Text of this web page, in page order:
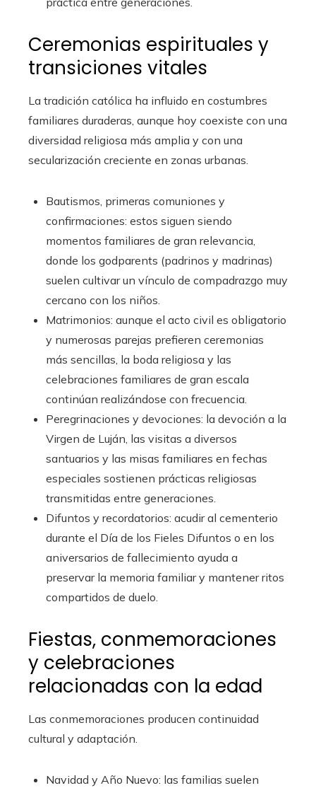
Ceremonias espirituales y
transiciones vitales
La tradición católica ha influido en costumbres
familiares duraderas, aunque hoy coexiste con una
diversidad religiosa más amplia y con una
secularización creciente en zonas urbanas.
Bautismos, primeras comuniones y
confirmaciones: estos siguen siendo
momentos familiares de gran relevancia,
donde los godparents (padrinos y madrinas)
suelen cultivar un vínculo de compadrazgo muy
cercano con los niños.
Matrimonios: aunque el acto civil es obligatorio
y numerosas parejas prefieren ceremonias
más sencillas, la boda religiosa y las
celebraciones familiares de gran escala
continúan realizándose con frecuencia.
Peregrinaciones y devociones: la devoción a la
Virgen de Luján, las visitas a diversos
santuarios y las misas familiares en fechas
especiales sostienen prácticas religiosas
transmitidas entre generaciones.
Difuntos y recordatorios: acudir al cementerio
durante el Día de los Fieles Difuntos o en los
aniversarios de fallecimiento ayuda a
preservar la memoria familiar y mantener ritos
compartidos de duelo.
Fiestas, conmemoraciones
y celebraciones
relacionadas con la edad
Las conmemoraciones producen continuidad
cultural y adaptación.
Navidad y Año Nuevo: las familias suelen